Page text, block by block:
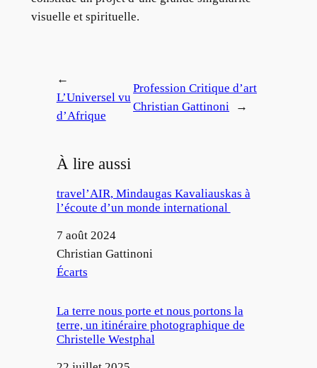
visuelle et spirituelle.
←
L’Universel vu
d’Afrique
Profession Critique d’art
Christian Gattinoni
→
À lire aussi
travel’AIR, Mindaugas Kavaliauskas à
l’écoute d’un monde international
Date
7 août 2024
Auteur
Christian Gattinoni
Par rapport à
Écarts
La terre nous porte et nous portons la
terre, un itinéraire photographique de
Christelle Westphal